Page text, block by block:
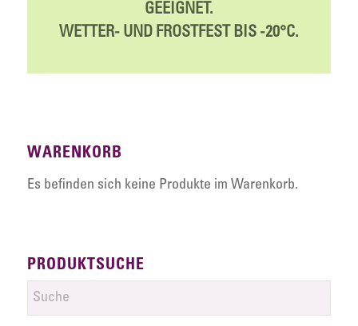
GEEIGNET.
WETTER- UND FROSTFEST BIS -20°C.
WARENKORB
Es befinden sich keine Produkte im Warenkorb.
PRODUKTSUCHE